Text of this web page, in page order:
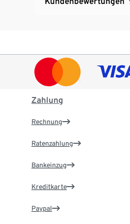
Zahlung
Rechnung
Ratenzahlung
Bankeinzug
Kreditkarte
Paypal